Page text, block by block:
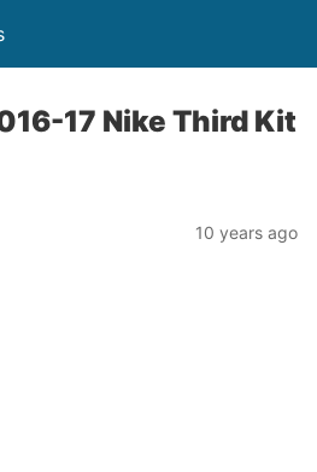
17 Nike Third Kit
10 years ago